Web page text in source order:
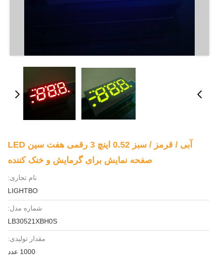
آبی / قرمز / سبز 0.52 اینچ 3 رقمی هفت سین LED
صفحه نمایش برای گرمایش و خنک کننده
نام تجاری:
LIGHTBO
شماره مدل:
LB30521XBH0S
مقدار تولیدی:
1000 عدد